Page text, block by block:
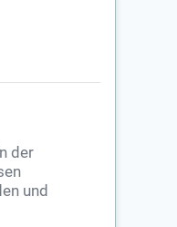
der
und